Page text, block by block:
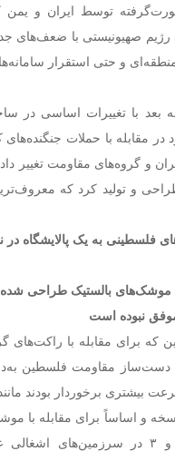
توسط ایران و یمن
رژیم صهیونیستی با
و حتی استقرار
صهیونیستی از سال ۲۰۰۷ به بعد با
در مقابله با حملات
و گروه‌های مقاومت تغییر
و تولید کرد که معروف‌ترین
فلسطینی به یک پالایشگاه در
نبوده‌ است
که برای مقابله با
دست‌ساز مقاومت فلسطین
بیشتری برخوردار بودند مانند
و اساساً برای مقابله با
شد که هم‌اکنون سامانه آرو ۲ و ۳ در